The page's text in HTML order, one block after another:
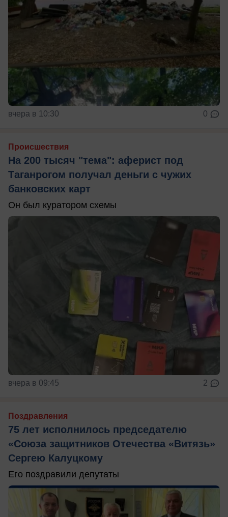
вчера в 10:30 0
Происшествия
На 200 тысяч "тема": аферист под
Таганрогом получал деньги с чужих
банковских карт
Он был куратором схемы
вчера в 09:45 2
Поздравления
75 лет исполнилось председателю
«Союза защитников Отечества «Витязь»
Сергею Калуцкому
Его поздравили депутаты